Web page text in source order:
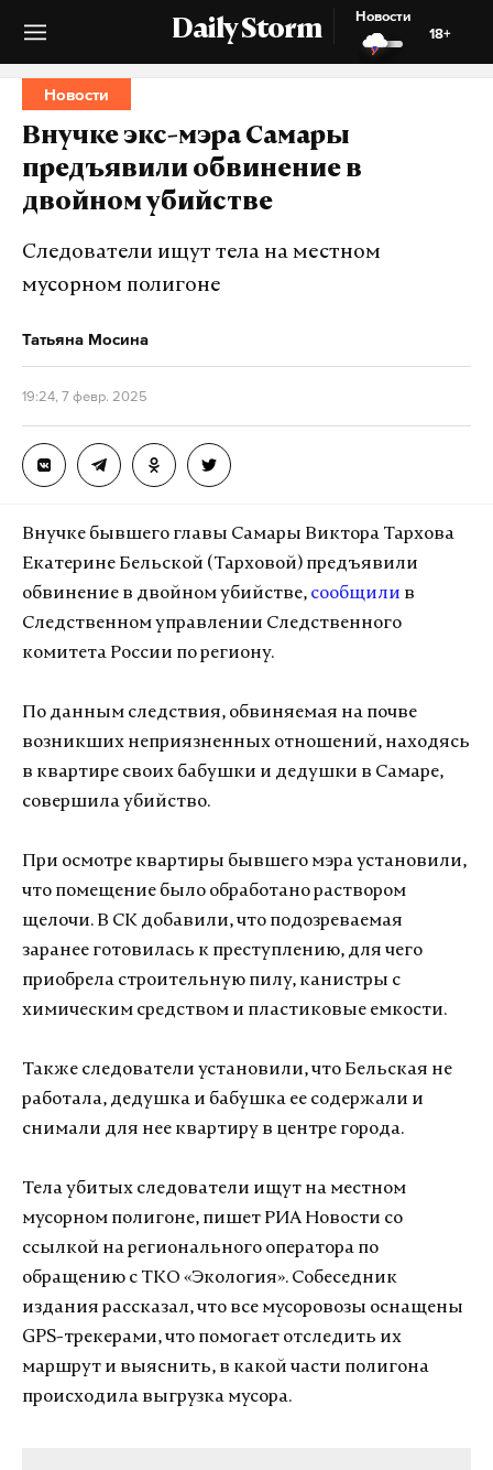
Daily Storm
Новости
18+
Новости
Внучке экс-мэра Самары
предъявили обвинение в
двойном убийстве
Следователи ищут тела на местном
мусорном полигоне
Татьяна Мосина
19:24, 7 февр. 2025
Внучке бывшего главы Самары Виктора Тархова
Екатерине Бельской (Тарховой) предъявили
обвинение в двойном убийстве, сообщили в
Следственном управлении Следственного
комитета России по региону.
По данным следствия, обвиняемая на почве
возникших неприязненных отношений, находясь
в квартире своих бабушки и дедушки в Самаре,
совершила убийство.
При осмотре квартиры бывшего мэра установили,
что помещение было обработано раствором
щелочи. В СК добавили, что подозреваемая
заранее готовилась к преступлению, для чего
приобрела строительную пилу, канистры с
химическим средством и пластиковые емкости.
Также следователи установили, что Бельская не
работала, дедушка и бабушка ее содержали и
снимали для нее квартиру в центре города.
Тела убитых следователи ищут на местном
мусорном полигоне, пишет РИА Новости со
ссылкой на регионального оператора по
обращению с ТКО «Экология». Собеседник
издания рассказал, что все мусоровозы оснащены
GPS-трекерами, что помогает отследить их
маршрут и выяснить, в какой части полигона
происходила выгрузка мусора.